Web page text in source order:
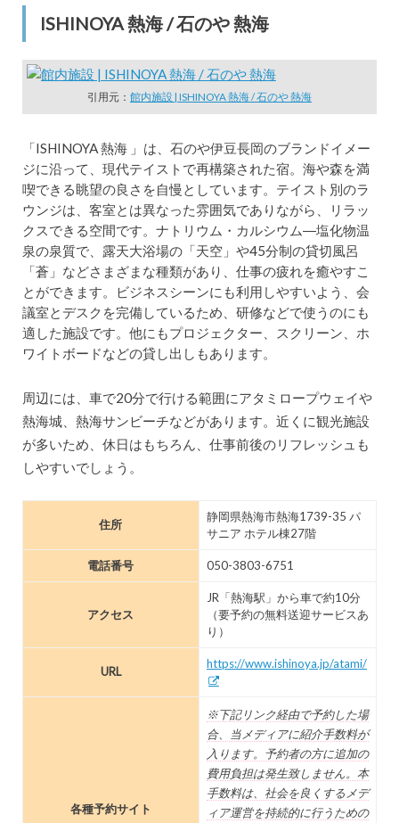
ISHINOYA 熱海 / 石のや 熱海
引用元： 館内施設 | ISHINOYA 熱海 / 石のや 熱海
「ISHINOYA 熱海 」は、石のや伊豆長岡のブランドイメー
ジに沿って、現代テイストで再構築された宿。海や森を満
喫できる眺望の良さを自慢としています。テイスト別のラ
ウンジは、客室とは異なった雰囲気でありながら、リラッ
クスできる空間です。ナトリウム・カルシウム―塩化物温
泉の泉質で、露天大浴場の「天空」や45分制の貸切風呂
「蒼」などさまざまな種類があり、仕事の疲れを癒やすこ
とができます。ビジネスシーンにも利用しやすいよう、会
議室とデスクを完備しているため、研修などで使うのにも
適した施設です。他にもプロジェクター、スクリーン、ホ
ワイトボードなどの貸し出しもあります。
周辺には、車で20分で行ける範囲にアタミロープウェイや
熱海城、熱海サンビーチなどがあります。近くに観光施設
が多いため、休日はもちろん、仕事前後のリフレッシュも
しやすいでしょう。
住所
静岡県熱海市熱海1739-35 パ
サニア ホテル棟27階
電話番号 050-3803-6751
アクセス
JR「熱海駅」から車で約10分
（要予約の無料送迎サービスあ
り）
URL
https://www.ishinoya.jp/atami/
各種予約サイト
※下記リンク経由で予約した場
合、当メディアに紹介手数料が
入ります。予約者の方に追加の
費用負担は発生致しません。本
手数料は、社会を良くするメデ
ィア運営を持続的に行うための